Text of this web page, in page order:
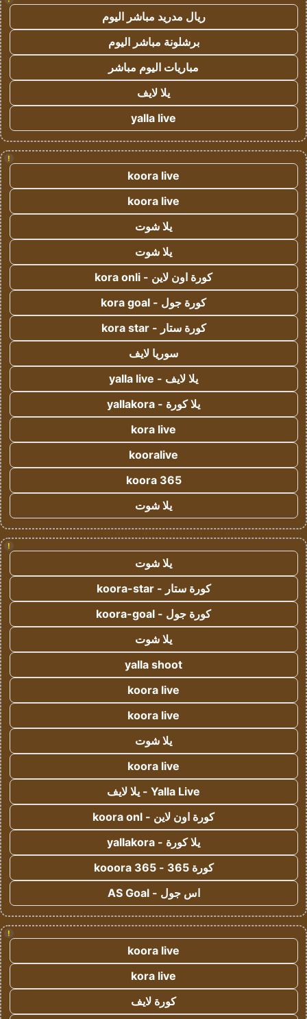
ريال مدريد مباشر اليوم
برشلونة مباشر اليوم
مباريات اليوم مباشر
يلا لايف
yalla live
!
koora live
koora live
يلا شوت
يلا شوت
كورة اون لاين - kora onli
كورة جول - kora goal
كورة ستار - kora star
سوريا لايف
يلا لايف - yalla live
يلا كورة - yallakora
kora live
kooralive
koora 365
يلا شوت
!
يلا شوت
كورة ستار - koora-star
كورة جول - koora-goal
يلا شوت
yalla shoot
koora live
koora live
يلا شوت
koora live
Yalla Live - يلا لايف
كورة اون لاين - koora onl
يلا كورة - yallakora
كورة 365 - kooora 365
اس جول - AS Goal
!
koora live
kora live
كورة لايف